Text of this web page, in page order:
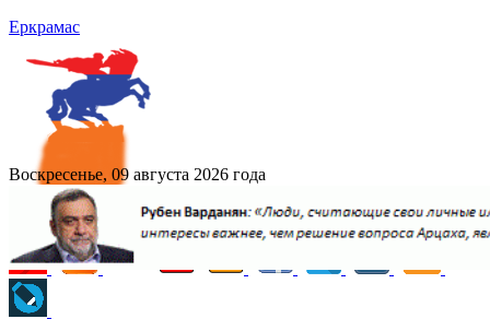
Еркрамас
Воскресенье, 09 августа 2026 года